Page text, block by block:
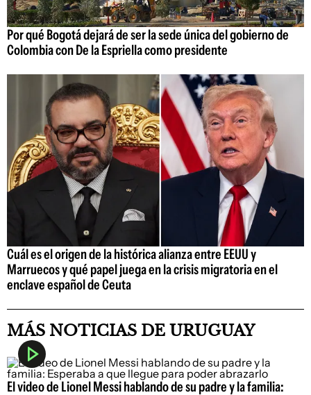
Por qué Bogotá dejará de ser la sede única del gobierno de
Colombia con De la Espriella como presidente
Cuál es el origen de la histórica alianza entre EEUU y
Marruecos y qué papel juega en la crisis migratoria en el
enclave español de Ceuta
MÁS NOTICIAS DE URUGUAY
El video de Lionel Messi hablando de su padre y la familia: